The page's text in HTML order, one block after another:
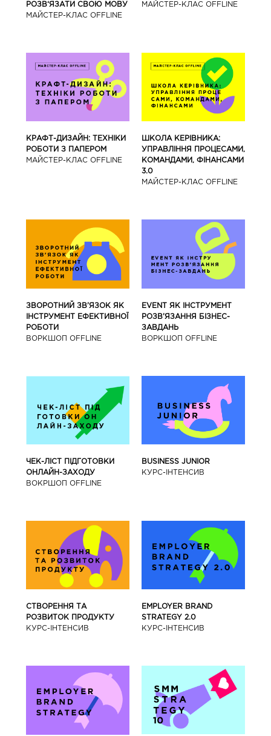
РОЗВ‘ЯЗАТИ СВОЮ МОВУ
МАЙCТЕР-КЛАС OFFLINE
МАЙCТЕР-КЛАС OFFLINE
КРАФТ-ДИЗАЙН: ТЕХНІКИ
РОБОТИ З ПАПЕРОМ
МАЙCТЕР-КЛАС OFFLINE
ШКОЛА КЕРІВНИКА:
УПРАВЛІННЯ ПРОЦЕСАМИ,
КОМАНДАМИ, ФІНАНСАМИ
3.0
МАЙCТЕР-КЛАС OFFLINE
ЗВОРОТНИЙ ЗВ’ЯЗОК ЯК
ІНСТРУМЕНТ ЕФЕКТИВНОЇ
РОБОТИ
ВОРКШОП OFFLINE
EVENT ЯК ІНСТРУМЕНТ
РОЗВ’ЯЗАННЯ БІЗНЕС-
ЗАВДАНЬ
ВОРКШОП OFFLINE
ЧЕК-ЛІСТ ПІДГОТОВКИ
ОНЛАЙН-ЗАХОДУ
ВОКРШОП OFFLINE
BUSINESS JUNIOR
КУРС-IНТЕНСИВ
СТВОРЕННЯ ТА
РОЗВИТОК ПРОДУКТУ
КУРС-IНТЕНСИВ
EMPLOYER BRAND
STRATEGY 2.0
КУРС-IНТЕНСИВ